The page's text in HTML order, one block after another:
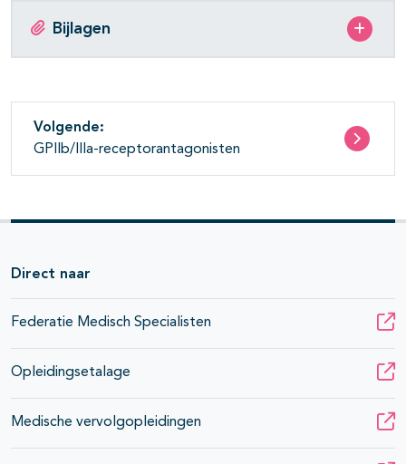
Bijlagen
Volgende:
GPIIb/IIIa-receptorantagonisten
Direct naar
Federatie Medisch Specialisten
Opleidingsetalage
Medische vervolgopleidingen